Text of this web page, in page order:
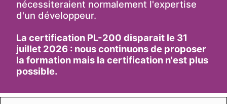
nécessiteraient normalement l'expertise
d'un développeur.
La certification PL-200 disparait le 31
juillet 2026 : nous continuons de proposer
la formation mais la certification n'est plus
possible.